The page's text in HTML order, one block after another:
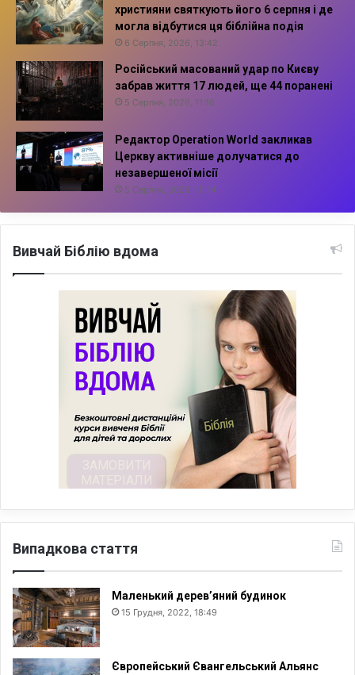
християни святкують його 6 серпня і де
могла відбутися ця біблійна подія
6 Серпня, 2026, 13:42
Російський масований удар по Києву
забрав життя 17 людей, ще 44 поранені
5 Серпня, 2026, 11:16
Редактор Operation World закликав
Церкву активніше долучатися до
незавершеної місії
5 Серпня, 2026, 10:14
Вивчай Біблію вдома
Випадкова стаття
Маленький дерев’яний будинок
15 Грудня, 2022, 18:49
Європейський Євангельський Альянс